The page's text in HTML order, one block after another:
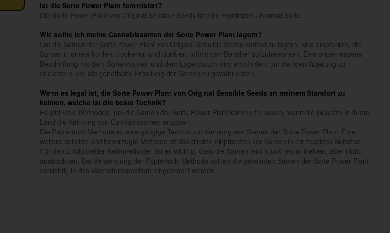
Ist die Sorte Power Plant feminisiert?
Die Sorte Power Plant von Original Sensible Seeds ist eine Feminized - Normal Sorte.
Wie sollte ich meine Cannabissamen der Sorte Power Plant lagern?
Um die Samen der Sorte Power Plant von Original Sensible Seeds korrekt zu lagern, wird empfohlen, die
Samen in einem kühlen, trockenen und dunklen, luftdichten Behälter aufzubewahren. Eine angemessene
Beschriftung mit dem Sortennamen und dem Lagerdatum wird empfohlen, um die Identifizierung zu
erleichtern und die genetische Erhaltung der Samen zu gewährleisten.
Wenn es legal ist, die Sorte Power Plant von Original Sensible Seeds an meinem Standort zu
keimen, welche ist die beste Technik?
Es gibt viele Methoden, um die Samen der Sorte Power Plant keimen zu lassen, wenn die Gesetze in Ihrem
Land die Keimung von Cannabissamen erlauben.
Die Papiertuch-Methode ist eine gängige Technik zur Keimung von Samen der Sorte Power Plant. Eine
weitere beliebte und bevorzugte Methode ist das direkte Einpflanzen der Samen in ein feuchtes Substrat.
Für den Erfolg beider Keimmethoden ist es wichtig, dass die Samen feucht und warm bleiben, aber nicht
austrocknen. Bei Verwendung der Papiertuch-Methode sollten die gekeimten Samen der Sorte Power Plant
vorsichtig in das Wachstumsmedium eingebracht werden.